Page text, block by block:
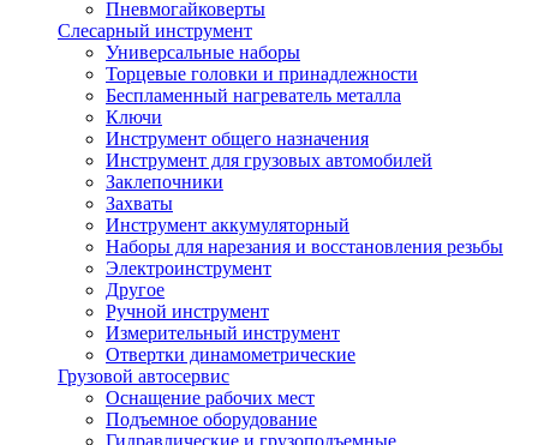
Пневмогайковерты
Слесарный инструмент
Универсальные наборы
Торцевые головки и принадлежности
Беспламенный нагреватель металла
Ключи
Инструмент общего назначения
Инструмент для грузовых автомобилей
Заклепочники
Захваты
Инструмент аккумуляторный
Наборы для нарезания и восстановления резьбы
Электроинструмент
Другое
Ручной инструмент
Измерительный инструмент
Отвертки динамометрические
Грузовой автосервис
Оснащение рабочих мест
Подъемное оборудование
Гидравлические и грузоподъемные